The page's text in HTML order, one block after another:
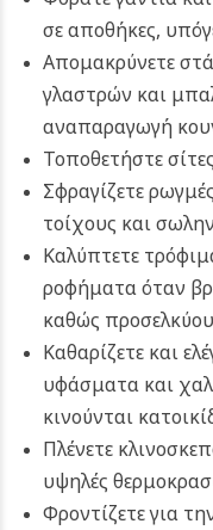
σε αποθήκες,
Απομακρύνετε
γλαστρών και
αναπαραγωγή
Τοποθετήστε
Σφραγίζετε
τοίχους και
Καλύπτετε
ροφήματα όταν
καθώς
Καθαρίζετε και
υφάσματα και
κινούνται
Πλένετε
υψηλές
Φροντίζετε για